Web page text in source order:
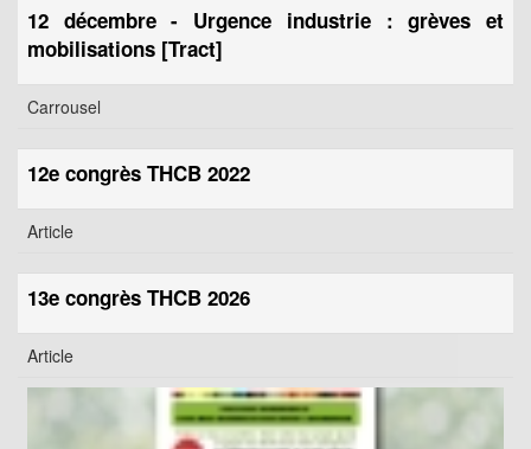
12 décembre - Urgence industrie : grèves et
mobilisations [Tract]
Carrousel
12e congrès THCB 2022
Article
13e congrès THCB 2026
Article